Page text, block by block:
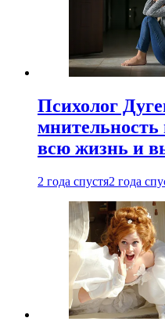
Психолог
всю жизнь и
2 года спустя2 года